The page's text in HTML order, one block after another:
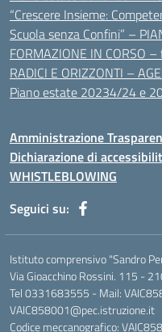
“Crescere Insieme:
Scuola senza Confini” –
FORMAZIONE IN CORSO
RADICI E ORIZZONTI –
Piano estate 20234/24 e
Amministrazione
Dichiarazione di
WHISTLEBLOWING
Seguici su:
Istituto comprensivo "Sandro
Via Gioacchino Rossini. 115 -
Tel 0331683555 - Mail:
VAIC858001@pec.istruzione.it
Codice meccanografico: